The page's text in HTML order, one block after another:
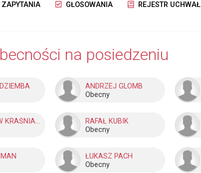
ZAPYTANIA GŁOSOWANIA
REJESTR UCHWAŁ
na posiedzeniu
ANDRZEJ GLOMB
Obecny
MIROSŁAW KRAŚNIANKA
RAFAŁ KUBIK
Obecny
ŁUKASZ PACH
Obecny